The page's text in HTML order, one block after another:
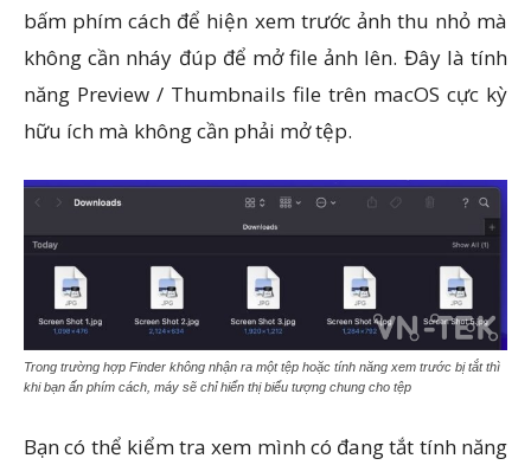
bấm phím cách để hiện xem trước ảnh thu nhỏ mà
không cần nháy đúp để mở file ảnh lên. Đây là tính
năng Preview / Thumbnails file trên macOS cực kỳ
hữu ích mà không cần phải mở tệp.
Trong trường hợp Finder không nhận ra một tệp hoặc tính năng xem trước bị tắt thì
khi bạn ấn phím cách, máy sẽ chỉ hiển thị biểu tượng chung cho tệp
Bạn có thể kiểm tra xem mình có đang tắt tính năng